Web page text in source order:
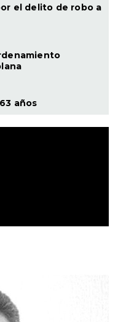
el delito de robo a
años